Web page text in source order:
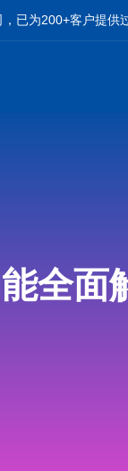
，已为200+客户提供
全面